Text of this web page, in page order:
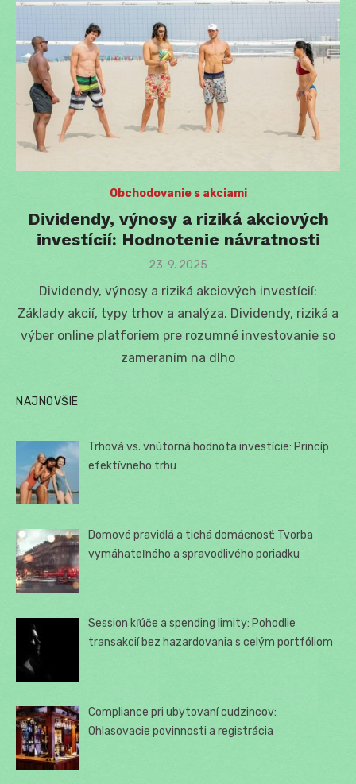
Obchodovanie s akciami
Dividendy, výnosy a riziká akciových
investícií: Hodnotenie návratnosti
Posted
23. 9. 2025
Dividendy, výnosy a riziká akciových investícií:
Základy akcií, typy trhov a analýza. Dividendy, riziká a
výber online platforiem pre rozumné investovanie so
zameraním na dlho
NAJNOVŠIE
Trhová vs. vnútorná hodnota investície: Princíp
efektívneho trhu
Domové pravidlá a tichá domácnosť: Tvorba
vymáhateľného a spravodlivého poriadku
Session kľúče a spending limity: Pohodlie
transakcií bez hazardovania s celým portfóliom
Compliance pri ubytovaní cudzincov:
Ohlasovacie povinnosti a registrácia